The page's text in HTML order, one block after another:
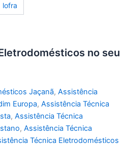
lofra
no seu
Jaçanã, Assistência
Europa, Assistência Técnica
, Assistência Técnica
, Assistência Técnica
Técnica Eletrodomésticos